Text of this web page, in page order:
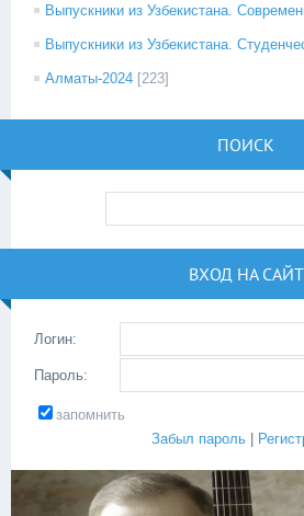
Выпускники из Узбекистана.
Выпускники из Узбекистана.
Алматы-2024 [223]
ПОИСК
ВХОД НА САЙТ
Логин:
Пароль:
запомнить
Забыл пароль |